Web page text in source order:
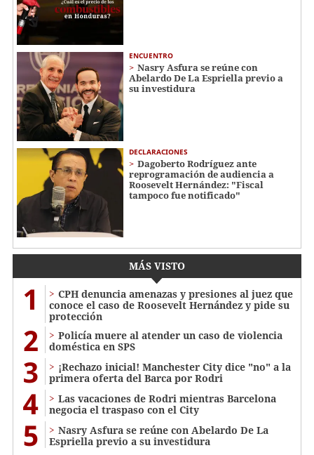
ENCUENTRO
Nasry Asfura se reúne con
Abelardo De La Espriella previo a
su investidura
DECLARACIONES
Dagoberto Rodríguez ante
reprogramación de audiencia a
Roosevelt Hernández: "Fiscal
tampoco fue notificado"
MÁS VISTO
1
CPH denuncia amenazas y presiones al juez que
conoce el caso de Roosevelt Hernández y pide su
protección
2
Policía muere al atender un caso de violencia
doméstica en SPS
3
¡Rechazo inicial! Manchester City dice "no" a la
primera oferta del Barca por Rodri
4
Las vacaciones de Rodri mientras Barcelona
negocia el traspaso con el City
5
Nasry Asfura se reúne con Abelardo De La
Espriella previo a su investidura